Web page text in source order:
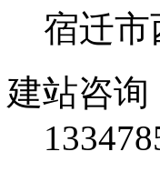
宿迁市
建站咨询